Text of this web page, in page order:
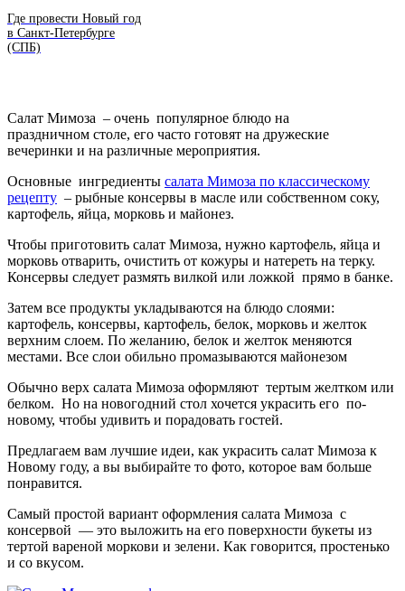
Где провести Новый год
в Санкт-Петербурге
(СПБ)
Салат Мимоза – очень популярное блюдо на
праздничном столе, его часто готовят на дружеские
вечеринки и на различные мероприятия.
Основные ингредиенты салата Мимоза по классическому
рецепту – рыбные консервы в масле или собственном соку,
картофель, яйца, морковь и майонез.
Чтобы приготовить салат Мимоза, нужно картофель, яйца и
морковь отварить, очистить от кожуры и натереть на терку.
Консервы следует размять вилкой или ложкой прямо в банке.
Затем все продукты укладываются на блюдо слоями:
картофель, консервы, картофель, белок, морковь и желток
верхним слоем. По желанию, белок и желток меняются
местами. Все слои обильно промазываются майонезом
Обычно верх салата Мимоза оформляют тертым желтком или
белком. Но на новогодний стол хочется украсить его по-
новому, чтобы удивить и порадовать гостей.
Предлагаем вам лучшие идеи, как украсить салат Мимоза к
Новому году, а вы выбирайте то фото, которое вам больше
понравится.
Самый простой вариант оформления салата Мимоза с
консервой — это выложить на его поверхности букеты из
тертой вареной моркови и зелени. Как говорится, простенько
и со вкусом.